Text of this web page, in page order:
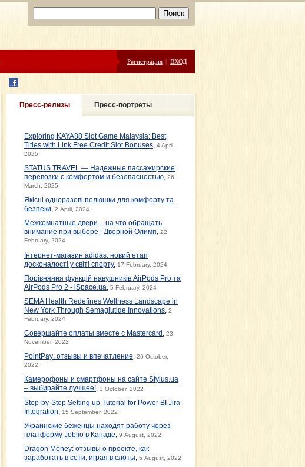
Регистрация | ВХОД
Пресс-релизы Пресс-портреты
Exploring KAYA88 Slot Game Malaysia: Best
Titles with Link Free Credit Slot Bonuses 4 April,
2025
STATUS TRAVEL — Надежные пассажирские
перевозки с комфортом и безопасностью 26
March, 2025
Якісні одноразові пелюшки для комфорту та
безпеки
2 April, 2024
Межкомнатные двери – на что обращать
внимание при выборе | Дверной Олимп
22
February, 2024
Інтернет-магазин adidas: новий етап
досконалості у світі спорту, 17 February, 2024
Порівняння функцій навушників AirPods Pro та
AirPods Pro 2 - iSpace.ua
5 February, 2024
SEMA Health Redefines Wellness Landscape in
New York Through Semaglutide Innovations 2
February, 2024
Совершайте оплаты вместе с Mastercard 23
November, 2022
PointPay: отзывы и впечатление 26 October,
2022
Камерофоны и смартфоны на сайте Stylus.ua
– выбирайте лучшее!, 3 October, 2022
Step-by-Step Setting up Tutorial for Power BI Jira
Integration
15 September, 2022
Украинские беженцы находят работу через
платформу Joblio в Канаде
9 August, 2022
Dragon Money: отзывы о проекте, как
заработать в сети, играя в слоты
5 August, 2022